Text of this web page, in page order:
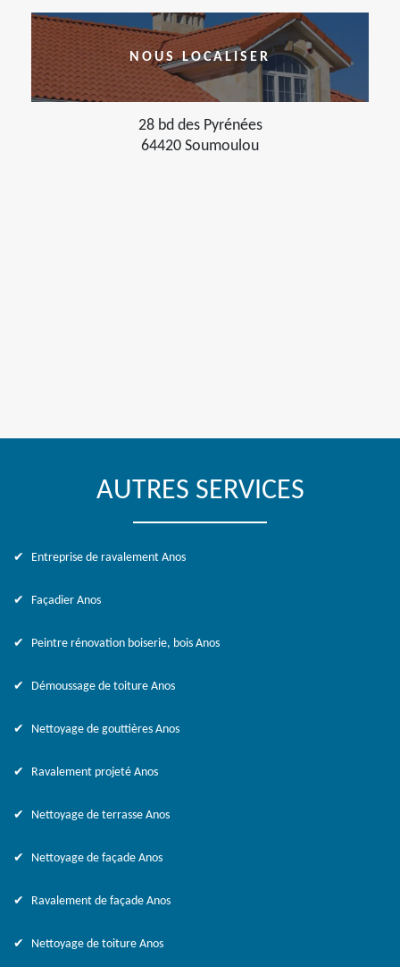
NOUS LOCALISER
28 bd des Pyrénées
64420 Soumoulou
AUTRES SERVICES
Entreprise de ravalement Anos
Façadier Anos
Peintre rénovation boiserie, bois Anos
Démoussage de toiture Anos
Nettoyage de gouttières Anos
Ravalement projeté Anos
Nettoyage de terrasse Anos
Nettoyage de façade Anos
Ravalement de façade Anos
Nettoyage de toiture Anos